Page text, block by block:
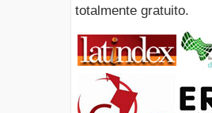
totalmente gratuito.